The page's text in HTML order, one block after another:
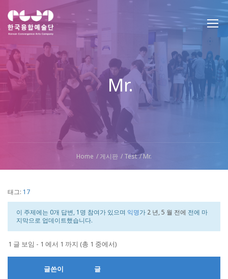
Mr.
Home 게시판 Test Mr.
태그: 17
이 주제에는 0개 답변, 1명 참여가 있으며 익명가 2 년, 5 월 전에 전에 마
지막으로 업데이트했습니다.
1 글 보임 - 1 에서 1 까지 (총 1 중에서)
글쓴이 글